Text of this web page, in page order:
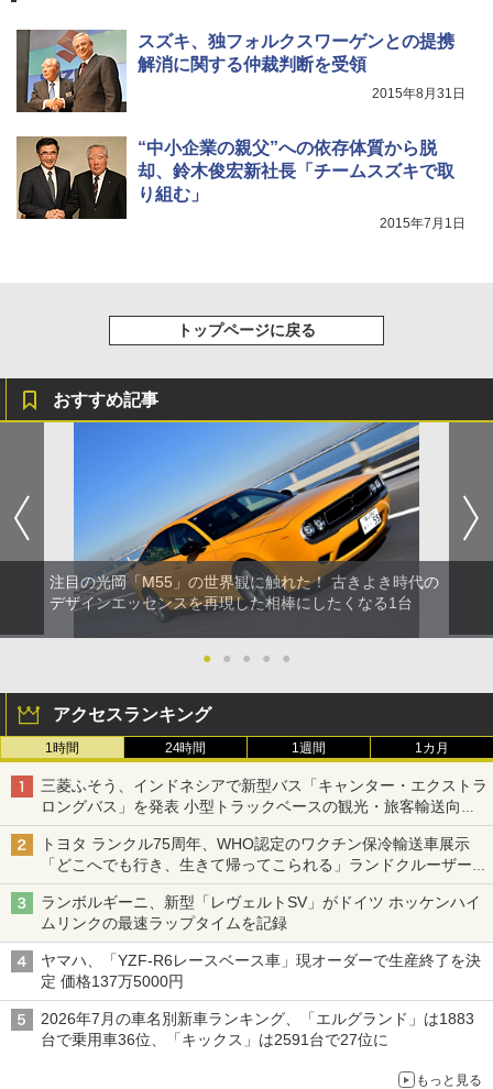
スズキ、独フォルクスワーゲンとの提携
解消に関する仲裁判断を受領
2015年8月31日
“中小企業の親父”への依存体質から脱
却、鈴木俊宏新社長「チームスズキで取
り組む」
2015年7月1日
トップページに戻る
おすすめ記事
注目の光岡「M55」の世界観に触れた！ 古きよき時代の
デザインエッセンスを再現した相棒にしたくなる1台
● ● ● ● ●
アクセスランキング
1時間 24時間 1週間 1カ月
三菱ふそう、インドネシアで新型バス「キャンター・エクストラ
ロングバス」を発表 小型トラックベースの観光・旅客輸送向け
バス
トヨタ ランクル75周年、WHO認定のワクチン保冷輸送車展示
「どこへでも行き、生きて帰ってこられる」ランドクルーザーで
命をつなぐ
ランボルギーニ、新型「レヴェルトSV」がドイツ ホッケンハイ
ムリンクの最速ラップタイムを記録
ヤマハ、「YZF-R6レースベース車」現オーダーで生産終了を決
定 価格137万5000円
2026年7月の車名別新車ランキング、「エルグランド」は1883
台で乗用車36位、「キックス」は2591台で27位に
もっと見る